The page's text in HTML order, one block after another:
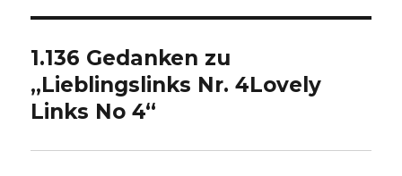
1.136 Gedanken zu
„Lieblingslinks Nr. 4Lovely
Links No 4“